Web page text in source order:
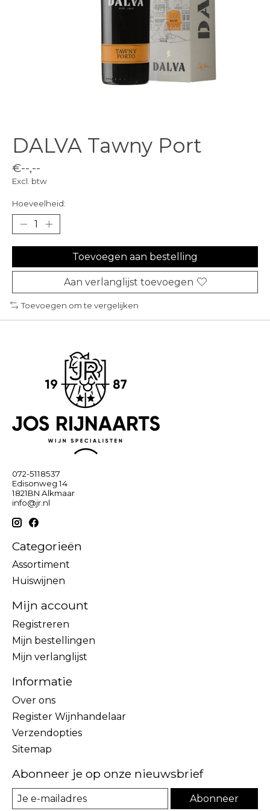
DALVA Tawny Port
€--,--
Excl. btw
Hoeveelheid:
Toevoegen aan bestelling
Aan verlanglijst toevoegen
Toevoegen om te vergelijken
072-5118537
Edisonweg 14
1821BN Alkmaar
info@jr.nl
Categorieën
Assortiment
Huiswijnen
Mijn account
Registreren
Mijn bestellingen
Mijn verlanglijst
Informatie
Over ons
Register Wijnhandelaar
Verzendopties
Sitemap
Abonneer je op onze nieuwsbrief
Abonneer